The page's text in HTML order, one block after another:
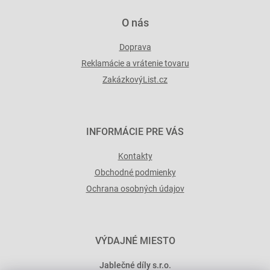
O nás
Doprava
Reklamácie a vrátenie tovaru
ZakázkovýList.cz
INFORMÁCIE PRE VÁS
Kontakty
Obchodné podmienky
Ochrana osobných údajov
VÝDAJNÉ MIESTO
Jablečné díly s.r.o.